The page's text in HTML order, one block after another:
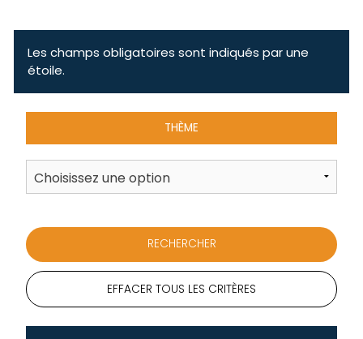
Les champs obligatoires sont indiqués par une
étoile.
THÈME
EFFACER TOUS LES CRITÈRES